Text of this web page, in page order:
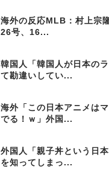
海外の反応MLB：村上宗
26号、16...
韓国人「韓国人が日本の
て勘違いしてい...
海外「この日本アニメは
でる！ｗ」外国...
外国人「親子丼という日
を知ってしまっ...